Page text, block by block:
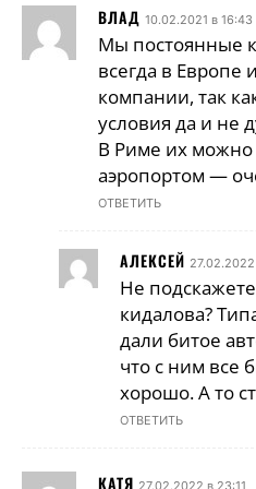
ВЛАД 10.02.2021 в 16:43
Мы постоянные
всегда в Европе
компании, так
условия да и не
В Риме их можно
аэропортом —
ОТВЕТИТЬ
АЛЕКСЕЙ
Не
кидалова?
дали битое
что с ним все
хорошо. А то
ОТВЕТИТЬ
КАТЯ